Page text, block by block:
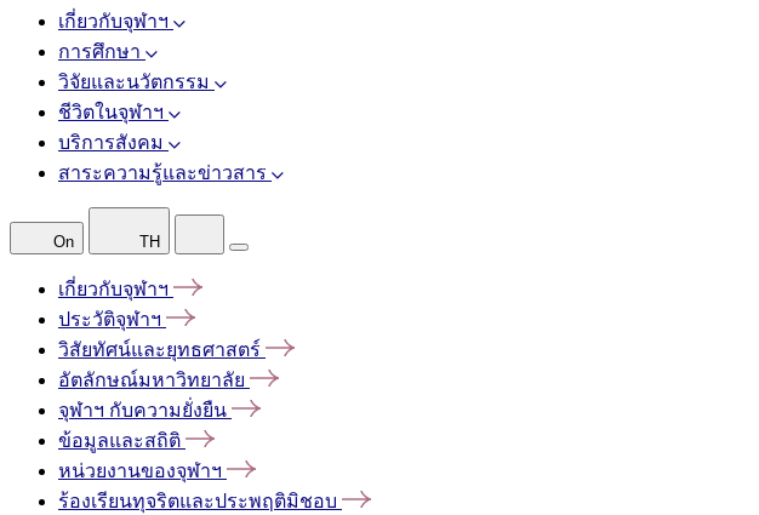
เกี่ยวกับจุฬาฯ
การศึกษา
วิจัยและนวัตกรรม
ชีวิตในจุฬาฯ
บริการสังคม
สาระความรู้และข่าวสาร
On TH
เกี่ยวกับจุฬาฯ
ประวัติจุฬาฯ
วิสัยทัศน์และยุทธศาสตร์
อัตลักษณ์มหาวิทยาลัย
จุฬาฯ กับความยั่งยืน
ข้อมูลและสถิติ
หน่วยงานของจุฬาฯ
ร้องเรียนทุจริตและประพฤติมิชอบ